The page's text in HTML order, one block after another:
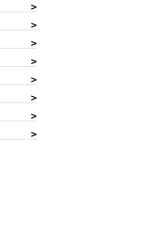
>
>
>
>
>
>
>
>